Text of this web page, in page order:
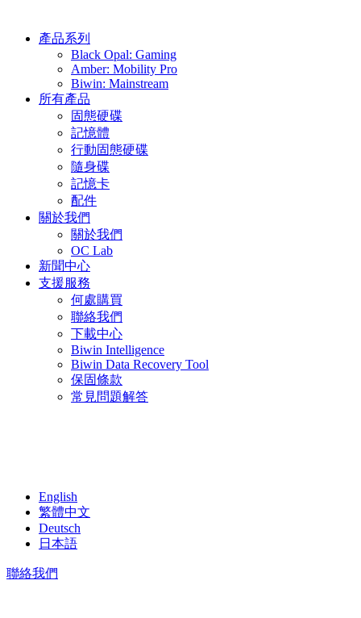
產品系列
Black Opal: Gaming
Amber: Mobility Pro
Biwin: Mainstream
所有產品
固態硬碟
記憶體
行動固態硬碟
隨身碟
記憶卡
配件
關於我們
關於我們
OC Lab
新聞中心
支援服務
何處購買
聯絡我們
下載中心
Biwin Intelligence
Biwin Data Recovery Tool
保固條款
常見問題解答
English
繁體中文
Deutsch
日本語
聯絡我們